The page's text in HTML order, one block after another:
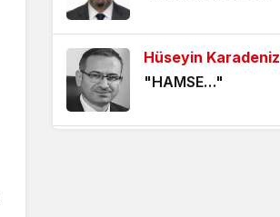
KHK MAĞDURLARI İÇİN IŞIK
GÖRÜNDÜ!
5 yıl önce
Hüseyin Karadeniz
"HAMSE…"